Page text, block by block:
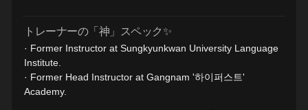
トレーナーの「神」スペック✨
· Former Instructor at Sungkyunkwan University Language
Institute.
· Former Head Instructor at Gangnam '하이퍼스트'
Academy.